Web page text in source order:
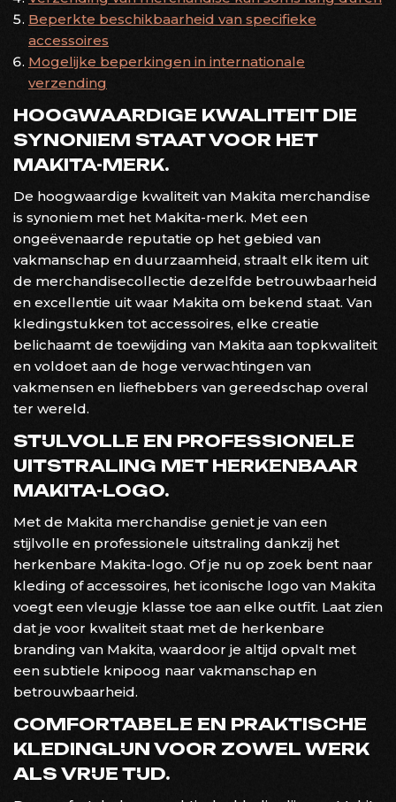
Beperkte beschikbaarheid van specifieke
accessoires
Mogelijke beperkingen in internationale
verzending
HOOGWAARDIGE KWALITEIT DIE
SYNONIEM STAAT VOOR HET
MAKITA-MERK.
De hoogwaardige kwaliteit van Makita merchandise
is synoniem met het Makita-merk. Met een
ongeëvenaarde reputatie op het gebied van
vakmanschap en duurzaamheid, straalt elk item uit
de merchandisecollectie dezelfde betrouwbaarheid
en excellentie uit waar Makita om bekend staat. Van
kledingstukken tot accessoires, elke creatie
belichaamt de toewijding van Makita aan topkwaliteit
en voldoet aan de hoge verwachtingen van
vakmensen en liefhebbers van gereedschap overal
ter wereld.
STIJLVOLLE EN PROFESSIONELE
UITSTRALING MET HERKENBAAR
MAKITA-LOGO.
Met de Makita merchandise geniet je van een
stijlvolle en professionele uitstraling dankzij het
herkenbare Makita-logo. Of je nu op zoek bent naar
kleding of accessoires, het iconische logo van Makita
voegt een vleugje klasse toe aan elke outfit. Laat zien
dat je voor kwaliteit staat met de herkenbare
branding van Makita, waardoor je altijd opvalt met
een subtiele knipoog naar vakmanschap en
betrouwbaarheid.
COMFORTABELE EN PRAKTISCHE
KLEDINGLIJN VOOR ZOWEL WERK
ALS VRIJE TIJD.